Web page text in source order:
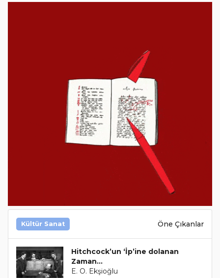
Kültür Sanat Öne Çıkanlar
Hitchcock’un ‘İp’ine dolanan
Zaman…
E. O. Ekşioğlu